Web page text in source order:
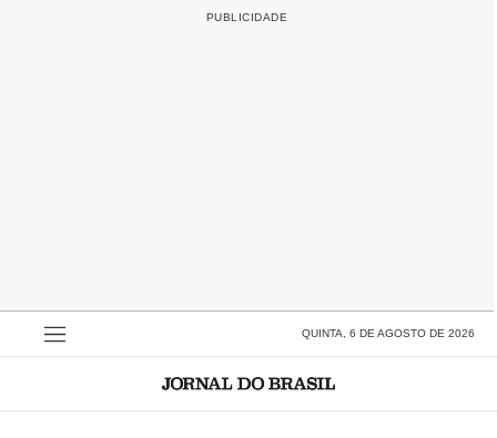
QUINTA, 6 DE AGOSTO DE 2026